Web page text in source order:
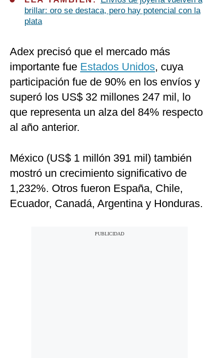
brillar: oro se destaca, pero hay potencial con la
plata
Adex precisó que el mercado más
importante fue Estados Unidos, cuya
participación fue de 90% en los envíos y
superó los US$ 32 millones 247 mil, lo
que representa un alza del 84% respecto
al año anterior.
México (US$ 1 millón 391 mil) también
mostró un crecimiento significativo de
1,232%. Otros fueron España, Chile,
Ecuador, Canadá, Argentina y Honduras.